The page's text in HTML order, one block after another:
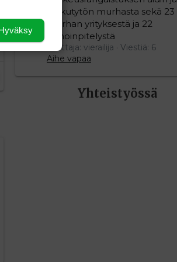
editoriin…
pikkutytön murhasta sekä 23
murhan yrityksestä ja 22
pahoinpitelystä
Aloittaja: vierailija
Viestiä: 6
Aihe vapaa
Yhteistyössä